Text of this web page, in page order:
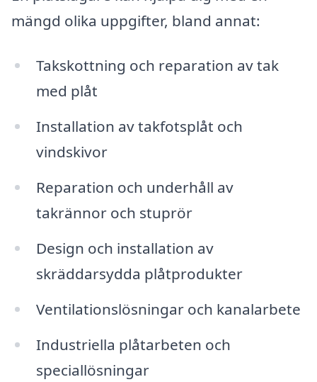
mängd olika uppgifter, bland annat:
Takskottning och reparation av tak
med plåt
Installation av takfotsplåt och
vindskivor
Reparation och underhåll av
takrännor och stuprör
Design och installation av
skräddarsydda plåtprodukter
Ventilationslösningar och kanalarbete
Industriella plåtarbeten och
speciallösningar